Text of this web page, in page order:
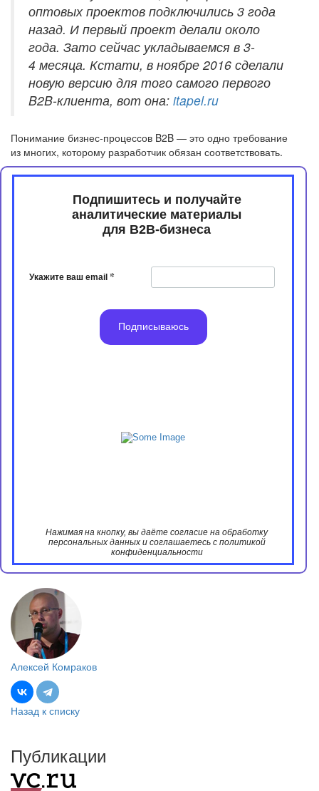
оптовых проектов подключились 3 года
назад. И первый проект делали около
года. Зато сейчас укладываемся в 3-
4 месяца. Кстати, в ноябре 2016 сделали
новую версию для того самого первого
B2B-клиента, вот она: itapel.ru
Понимание бизнес-процессов B2B — это одно требование
из многих, которому разработчик обязан соответствовать.
Подпишитесь и получайте
аналитические материалы
​​​​​​​для B2B-бизнеса
Укажите ваш email *
Подписываюсь
Нажимая на кнопку, вы даёте согласие на обработку
персональных данных и соглашаетесь с политикой
конфиденциальности
Алексей Комраков
Назад к списку
Публикации